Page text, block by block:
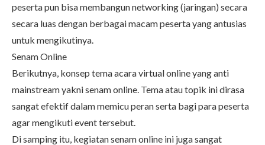
peserta pun bisa membangun networking (jaringan) secara
secara luas dengan berbagai macam peserta yang antusias
untuk mengikutinya.
Senam Online
Berikutnya, konsep tema acara virtual online yang anti
mainstream yakni senam online. Tema atau topik ini dirasa
sangat efektif dalam memicu peran serta bagi para peserta
agar mengikuti event tersebut.
Di samping itu, kegiatan senam online ini juga sangat